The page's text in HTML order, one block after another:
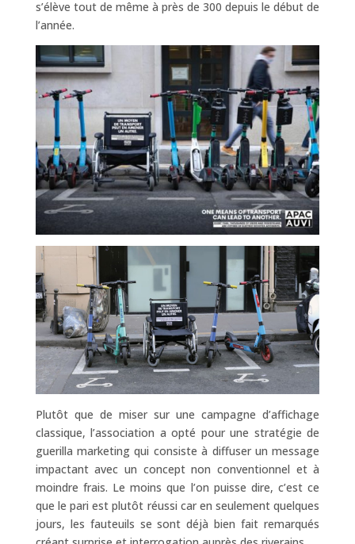
s’élève tout de même à près de 300 depuis le début de
l’année.
Plutôt que de miser sur une campagne d’affichage
classique, l’association a opté pour une stratégie de
guerilla marketing qui consiste à diffuser un message
impactant avec un concept non conventionnel et à
moindre frais. Le moins que l’on puisse dire, c’est ce
que le pari est plutôt réussi car en seulement quelques
jours, les fauteuils se sont déjà bien fait remarqués